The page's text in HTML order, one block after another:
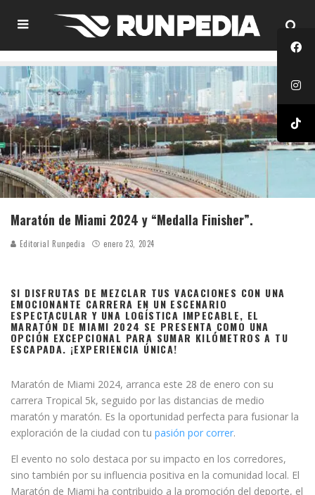
Maratón de Miami 2024 y “Medalla Finisher”.
Editorial Runpedia enero 23, 2024
SI DISFRUTAS DE MEZCLAR TUS VACACIONES CON UNA
EMOCIONANTE CARRERA EN UN ESCENARIO
ESPECTACULAR Y UNA LOGÍSTICA IMPECABLE, EL
MARATÓN DE MIAMI 2024 SE PRESENTA COMO UNA
OPCIÓN EXCEPCIONAL PARA SUMAR KILÓMETROS A TU
ESCAPADA. ¡EXPERIENCIA ÚNICA!
Maratón de Miami 2024, arranca este 28 de enero con su
carrera Tropical 5k, seguido por las distancias de medio
maratón y maratón. Es la oportunidad perfecta para fusionar la
exploración de la ciudad con tu pasión por correr.
El evento no solo destaca por su impacto en los corredores,
sino también por su influencia positiva en la comunidad local. El
Maratón de Miami ha contribuido a la promoción del deporte, el